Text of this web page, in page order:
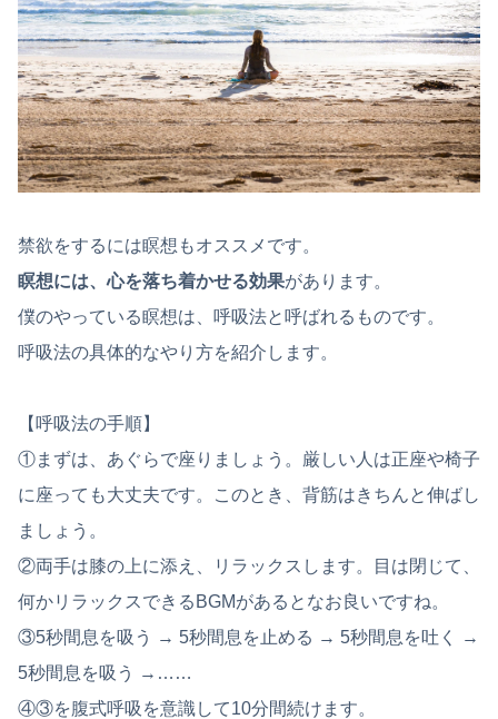
禁欲をするには瞑想もオススメです。
瞑想には、心を落ち着かせる効果があります。
僕のやっている瞑想は、呼吸法と呼ばれるものです。
呼吸法の具体的なやり方を紹介します。
【呼吸法の手順】
①まずは、あぐらで座りましょう。厳しい人は正座や椅子
に座っても大丈夫です。このとき、背筋はきちんと伸ばし
ましょう。
②両手は膝の上に添え、リラックスします。目は閉じて、
何かリラックスできるBGMがあるとなお良いですね。
③5秒間息を吸う → 5秒間息を止める → 5秒間息を吐く →
5秒間息を吸う →……
④③を腹式呼吸を意識して10分間続けます。